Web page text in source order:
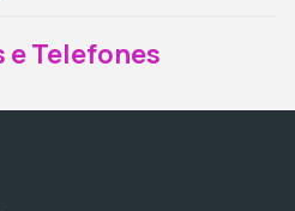
e Telefones